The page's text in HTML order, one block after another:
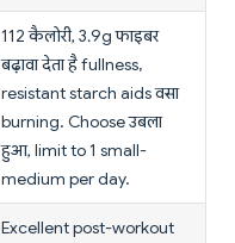
112 कैलोरी, 3.9g फाइबर
बढ़ावा देता है fullness,
resistant starch aids वसा
burning. Choose उबला
हुआ, limit to 1 small-
medium per day.
Excellent post-workout